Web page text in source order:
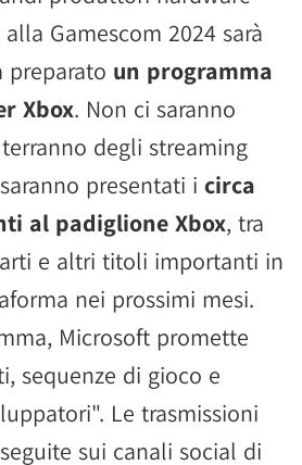
Gamescom 2024 sarà
preparato un programma
Xbox. Non ci saranno
degli streaming
presentati i circa
al padiglione Xbox, tra
e altri titoli importanti in
nei prossimi mesi.
Microsoft promette
sequenze di gioco e
Le trasmissioni
sui canali social di